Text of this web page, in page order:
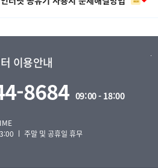
이용안내
8684 09:00 - 18:00
ㅣ 주말 및 공휴일 휴무